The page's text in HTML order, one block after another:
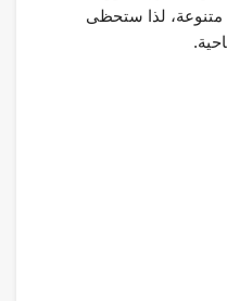
لذا ستحظى